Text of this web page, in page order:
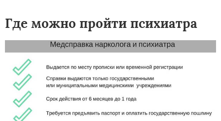
Где можно пройти психиатра